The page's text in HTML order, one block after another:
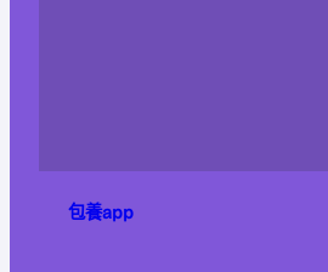
包養app